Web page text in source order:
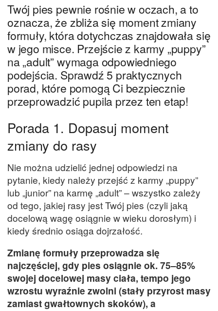
Twój pies pewnie rośnie w oczach, a to
oznacza, że zbliża się moment zmiany
formuły, która dotychczas znajdowała się
w jego misce. Przejście z karmy „puppy”
na „adult” wymaga odpowiedniego
podejścia. Sprawdź 5 praktycznych
porad, które pomogą Ci bezpiecznie
przeprowadzić pupila przez ten etap!
Porada 1. Dopasuj moment
zmiany do rasy
Nie można udzielić jednej odpowiedzi na
pytanie, kiedy należy przejść z karmy „puppy”
lub „junior” na karmę „adult” – wszystko zależy
od tego, jakiej rasy jest Twój pies (czyli jaką
docelową wagę osiągnie w wieku dorosłym) i
kiedy średnio osiąga dojrzałość.
Zmianę formuły przeprowadza się
najczęściej, gdy pies osiągnie ok. 75–85%
swojej docelowej masy ciała, tempo jego
wzrostu wyraźnie zwolni (stały przyrost masy
zamiast gwałtownych skoków), a